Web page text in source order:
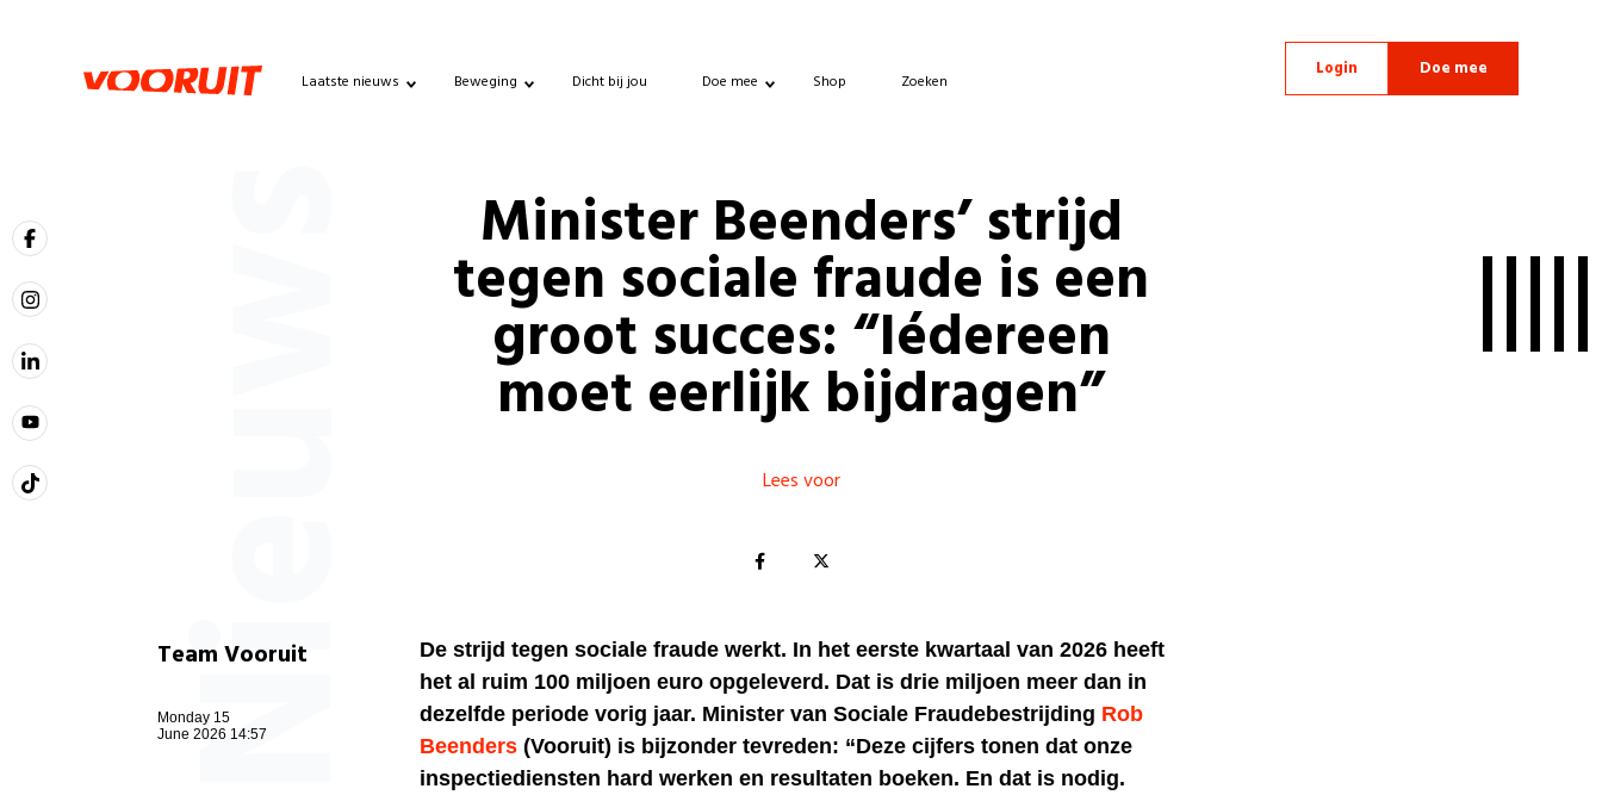
Laatste nieuws Beweging Dicht bij jou Doe mee Shop Zoeken
Login Doe mee
Nieuws Minister Beenders’ strijd
tegen sociale fraude is een
groot succes: “Iédereen
moet eerlijk bijdragen”
Lees voor
Team Vooruit
Monday 15
June 2026 14:57
De strijd tegen sociale fraude werkt. In het eerste kwartaal van 2026 heeft
het al ruim 100 miljoen euro opgeleverd. Dat is drie miljoen meer dan in
dezelfde periode vorig jaar. Minister van Sociale Fraudebestrijding Rob
Beenders(Vooruit) is bijzonder tevreden: “Deze cijfers tonen dat onze
inspectiediensten hard werken en resultaten boeken. En dat is nodig.